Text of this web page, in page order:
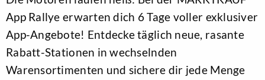
App Rallye erwarten dich 6 Tage voller exklusiver
App-Angebote! Entdecke täglich neue, rasante
Rabatt-Stationen in wechselnden
Warensortimenten und sichere dir jede Menge